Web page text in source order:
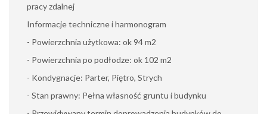
pracy zdalnej
Informacje techniczne i harmonogram
- Powierzchnia użytkowa: ok 94 m2
- Powierzchnia po podłodze: ok 102 m2
- Kondygnacje: Parter, Piętro, Strych
- Stan prawny: Pełna własność gruntu i budynku